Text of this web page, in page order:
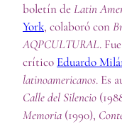
boletín deLatin
York, colaboró con
AQPCULTURAL.
crítico Eduardo
latinoamericanos. Es
Calle del Silencio
Memoria (1990),